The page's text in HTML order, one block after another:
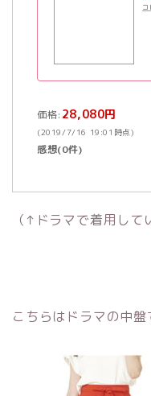
価格: 28,080円
(2019/7/16 19:01時点)
感想(0件)
（↑ドラマで着用して
こちらはドラマの中盤